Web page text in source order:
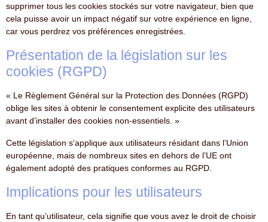
supprimer tous les cookies stockés sur votre navigateur, bien que
cela puisse avoir un impact négatif sur votre expérience en ligne,
car vous perdrez vos préférences enregistrées.
Présentation de la législation sur les
cookies (RGPD)
« Le Règlement Général sur la Protection des Données (RGPD)
oblige les sites à obtenir le consentement explicite des utilisateurs
avant d’installer des cookies non-essentiels. »
Cette législation s’applique aux utilisateurs résidant dans l’Union
européenne, mais de nombreux sites en dehors de l’UE ont
également adopté des pratiques conformes au RGPD.
Implications pour les utilisateurs
En tant qu’utilisateur, cela signifie que vous avez le droit de choisir